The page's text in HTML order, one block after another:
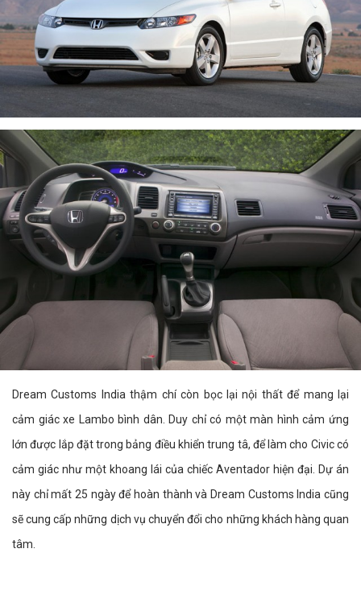
Dream Customs India thậm chí còn bọc lại nội thất để mang lại
cảm giác xe Lambo bình dân. Duy chỉ có một màn hình cảm ứng
lớn được lắp đặt trong bảng điều khiển trung tâ, để làm cho Civic có
cảm giác như một khoang lái của chiếc Aventador hiện đại. Dự án
này chỉ mất 25 ngày để hoàn thành và Dream Customs India cũng
sẽ cung cấp những dịch vụ chuyển đổi cho những khách hàng quan
tâm.